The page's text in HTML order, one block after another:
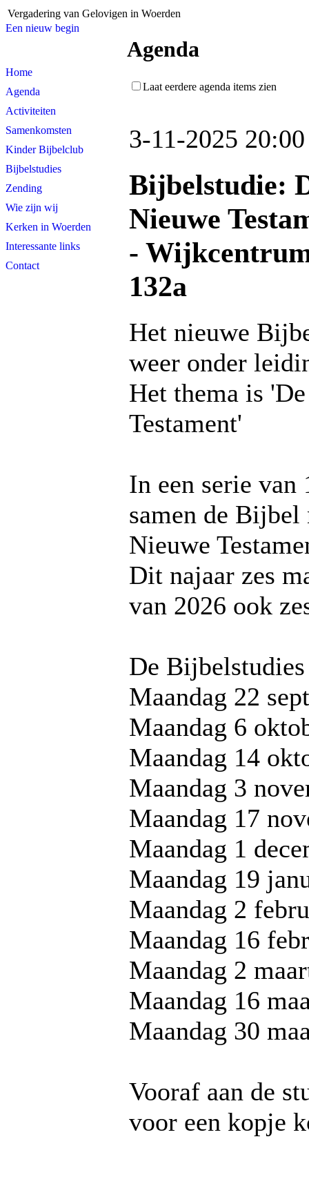
Vergadering van Gelovigen in Woerden
Een nieuw begin
Home
Agenda
Activiteiten
Samenkomsten
Kinder Bijbelclub
Bijbelstudies
Zending
Wie zijn wij
Kerken in Woerden
Interessante links
Contact
Agenda
Laat eerdere agenda items zien
3-11-2025 20:00
Bijbelstudie:
Nieuwe
-
132a
Het nieuwe
weer onder
Het thema is
Testament'
In een serie van
samen de Bijbel
Nieuwe
Dit najaar zes
van 2026 ook
De
Maandag 22
Maandag 6
Maandag 14
Maandag 3
Maandag 17
Maandag 1
Maandag 19
Maandag 2
Maandag 16
Maandag 2
Maandag 16
Maandag 30
Vooraf aan de
voor een kopje